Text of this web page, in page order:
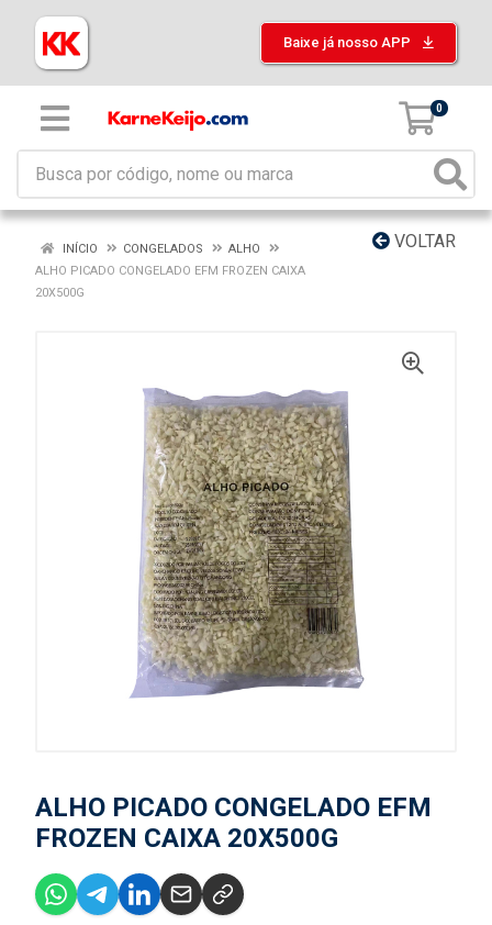
Baixe já nosso APP
0
VOLTAR
INÍCIO CONGELADOS
ALHO
ALHO PICADO CONGELADO EFM FROZEN CAIXA
20X500G
ALHO PICADO CONGELADO EFM
FROZEN CAIXA 20X500G